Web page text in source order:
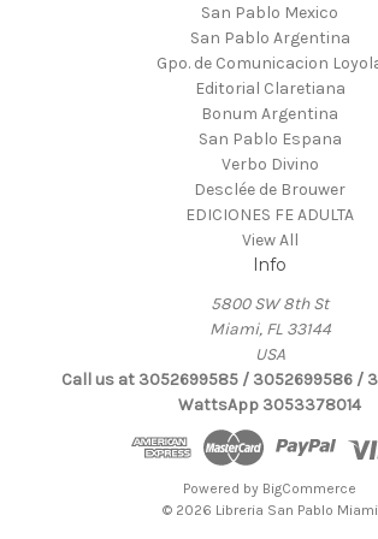
San Pablo Mexico
San Pablo Argentina
Gpo. de Comunicacion
Editorial Claretiana
Bonum Argentina
San Pablo Espana
Verbo Divino
Desclée de Brouwer
EDICIONES FE ADULTA
View All
Info
5800 SW 8th St
Miami, FL 33144
USA
Call us at 3052699585 / 3052699586 /
WattsApp 3053378014
Powered by BigCommerce
© 2026 Libreria San Pablo Miami